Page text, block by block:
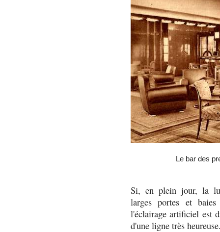
Le bar des
Si, en plein jour, la
larges portes et
l'éclairage artificiel est
d'une ligne très